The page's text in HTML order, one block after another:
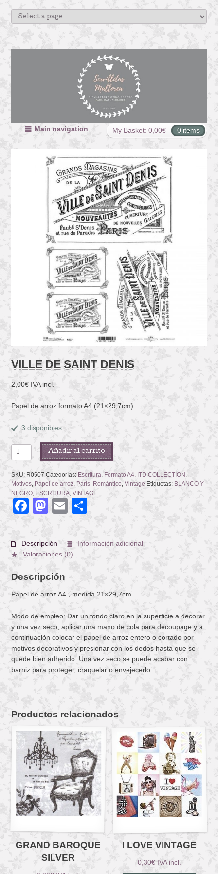
My Basket: 0,00€ 0 items
Main navigation
VILLE DE SAINT DENIS
2,00€ IVA incl.
Papel de arroz formato A4 (21×29,7cm)
3 disponibles
VILLE
DE
SAINT
DENIS
cantidad
Añadir al carrito
SKU: R0507 Categorías: Escritura Formato A4, ITD COLLECTION
Motivos, Papel de arroz, Paris, Romántico Vintage Etiquetas: BLANCO Y
NEGRO, ESCRITURA, VINTAGE
Facebook
Mastodon
EmailCompartir
Descripción
Información adicional
Valoraciones (0)
Descripción
Papel de arroz A4 , medida 21×29,7cm
Modo de empleo: Dar un fondo claro en la superficie a decorar
y una vez seco, aplicar una mano de cola para decoupage y a
continuación colocar el papel de arroz entero o cortado por
motivos decorativos y presionar con los dedos hasta que se
quede bien adherido. Una vez seco se puede acabar con
barniz para proteger, craquelar o envejecerlo.
Productos relacionados
GRAND BAROQUE
SILVER
I LOVE VINTAGE
0,30€ IVA incl.